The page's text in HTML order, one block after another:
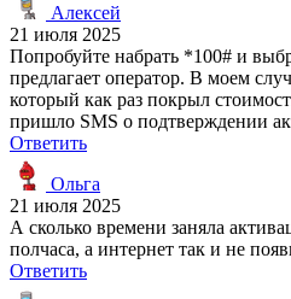
Алексей
21 июля 2025
Попробуйте набрать *100# и
предлагает оператор. В моем
который как раз покрыл
пришло SMS о подтверждении
Ответить
Ольга
21 июля 2025
А сколько времени заняла
полчаса, а интернет так и не
Ответить